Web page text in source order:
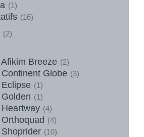
(1)
(16)
(2)
Breeze (2)
Globe (3)
(1)
(1)
(4)
(4)
(10)